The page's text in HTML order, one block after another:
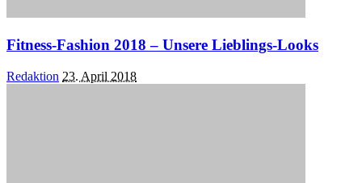
Fitness-Fashion 2018 – Unsere Lieblings-Looks
Posted
Redaktion 23. April 2018